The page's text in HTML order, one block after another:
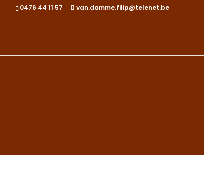
0476 44 11 57 van.damme.filip@telenet.be